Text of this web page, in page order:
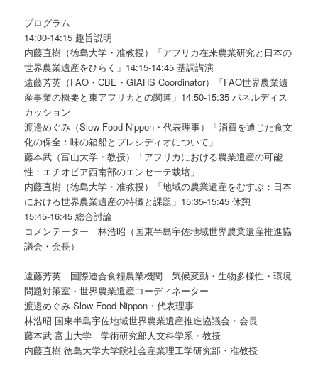
プログラム
14:00-14:15 趣旨説明
内藤直樹（徳島大学・准教授）「アフリカ在来農業研究と日本の
世界農業遺産をひらく」14:15-14:45 基調講演
遠藤芳英（FAO・CBE・GIAHS Coordinator）「FAO世界農業遺
産事業の概要と東アフリカとの関連」14:50-15:35 パネルディス
カッション
渡邉めぐみ（Slow Food Nippon・代表理事）「消費を通じた食文
化の保全：味の箱船とプレシディオについて」
藤本武（富山大学・教授）「アフリカにおける農業遺産の可能
性：エチオピア西南部のエンセーテ栽培」
内藤直樹（徳島大学・准教授）「地域の農業遺産をむすぶ：日本
における世界農業遺産の特徴と課題」15:35-15:45 休憩
15:45-16:45 総合討論
コメンテーター 林浩昭（国東半島宇佐地域世界農業遺産推進協
議会・会長）
遠藤芳英 国際連合食糧農業機関 気候変動・生物多様性・環境
問題対策室・世界農業遺産コーディネーター
渡邉めぐみ Slow Food Nippon・代表理事
林浩昭 国東半島宇佐地域世界農業遺産推進協議会・会長
藤本武 富山大学 学術研究部人文科学系・教授
内藤直樹 徳島大学大学院社会産業理工学研究部・准教授